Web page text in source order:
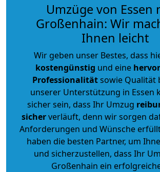
Umzüge von Essen
Großenhain: Wir
Ihnen leicht
Wir geben unser Bestes, dass
kostengünstig und eine
Professionalitätsowie Qualität
unserer Unterstützung in Essen
sicher sein, dass Ihr Umzug
sicherverläuft, denn wir sorgen
Anforderungen und Wünsche
haben die besten Partner, um
und sicherzustellen, dass Ihr
Großenhain ein